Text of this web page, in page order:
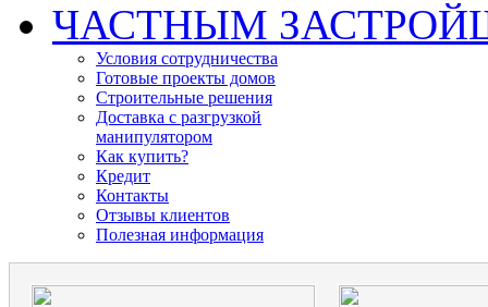
ЧАСТНЫМ
Условия сотрудничества
Готовые проекты домов
Строительные решения
Доставка с разгрузкой
манипулятором
Как купить?
Кредит
Контакты
Отзывы клиентов
Полезная информация